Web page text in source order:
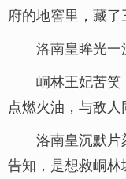
府的地窖里，藏了
洛南皇眸光一
峒林王妃苦笑
点燃火油，与敌人
洛南皇沉默片
告知，是想救峒林